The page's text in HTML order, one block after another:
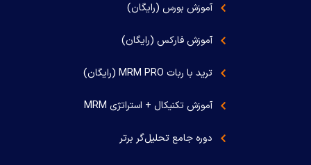
آموزش بورس (رایگان)
آموزش فارکس (رایگان)
ترید با ربات MRM PRO (رایگان)
آموزش تکنیکال + استراتژی MRM
دوره جامع تحلیل‌گر برتر